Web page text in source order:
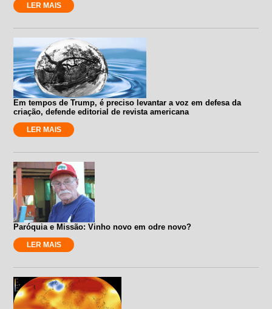
LER MAIS
Em tempos de Trump, é preciso levantar a voz em defesa da
criação, defende editorial de revista americana
LER MAIS
Paróquia e Missão: Vinho novo em odre novo?
LER MAIS